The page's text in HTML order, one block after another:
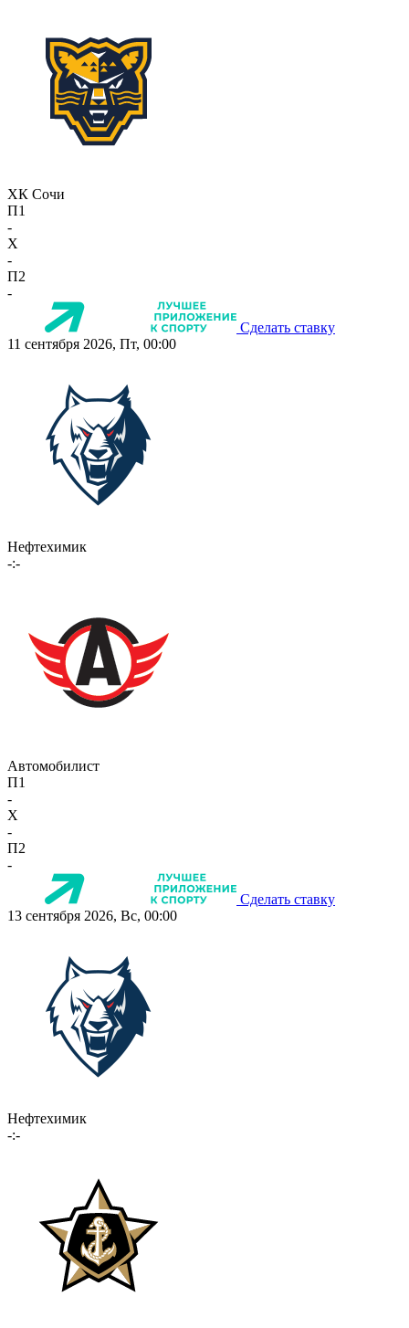
ХК Сочи
П1
-
X
-
П2
-
Сделать ставку
11 сентября 2026, Пт, 00:00
Нефтехимик
-:-
Автомобилист
П1
-
X
-
П2
-
Сделать ставку
13 сентября 2026, Вс, 00:00
Нефтехимик
-:-